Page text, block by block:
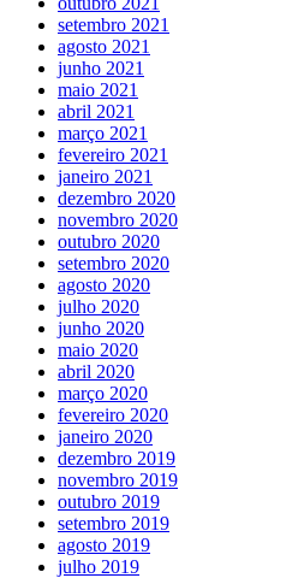
setembro 2021
agosto 2021
junho 2021
maio 2021
abril 2021
março 2021
fevereiro 2021
janeiro 2021
dezembro 2020
novembro 2020
outubro 2020
setembro 2020
agosto 2020
julho 2020
junho 2020
maio 2020
abril 2020
março 2020
fevereiro 2020
janeiro 2020
dezembro 2019
novembro 2019
outubro 2019
setembro 2019
agosto 2019
julho 2019